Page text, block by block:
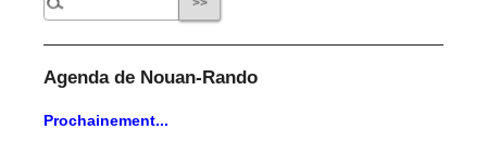
Agenda de Nouan-Rando
Prochainement...